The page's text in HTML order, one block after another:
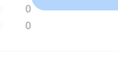
0
0